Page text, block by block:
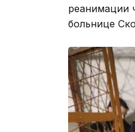
реанимации
больнице